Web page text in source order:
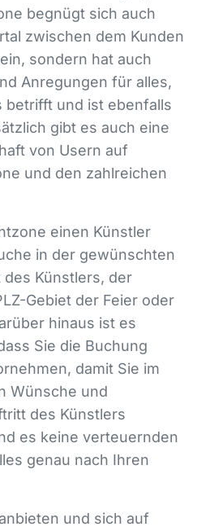
begnügt sich auch
zwischen dem Kunden
sondern hat auch
Anregungen für alles,
betrifft und ist ebenfalls
gibt es auch eine
von Usern auf
und den zahlreichen
einen Künstler
in der gewünschten
Künstlers, der
-Gebiet der Feier oder
hinaus ist es
Sie die Buchung
damit Sie im
Wünsche und
des Künstlers
es keine verteuernden
genau nach Ihren
und sich auf